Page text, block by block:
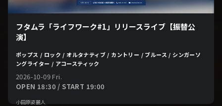
フタムラ「ライフワーク#1」リリースライブ【振替公
演】
ポップス / ロック / オルタナティブ / カントリー / ブルース / シンガーソ
ングライター / アコースティック
2026-10-09 Fri.
OPEN 18:30 / START 19:00
小田原姿麗人